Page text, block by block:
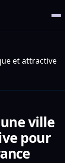
et attractive
ville
pour